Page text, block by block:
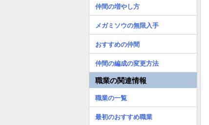
仲間の増やし方
メガミソウの無限入手
おすすめの仲間
仲間の編成の変更方法
職業の関連情報
職業の一覧
最初のおすすめ職業